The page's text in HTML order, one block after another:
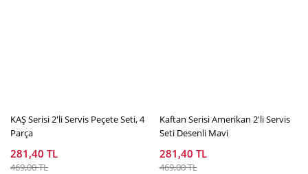
KAŞ Serisi 2'li Servis Peçete Seti, 4
Parça
281,40 TL
469,00 TL
Kaftan Serisi Amerikan 2'li Servis
Seti Desenli Mavi
281,40 TL
469,00 TL